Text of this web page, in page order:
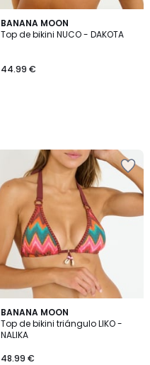
BANANA MOON
Top de bikini NUCO - DAKOTA
44.99 €
BANANA MOON
Top de bikini triángulo LIKO -
NALIKA
48.99 €